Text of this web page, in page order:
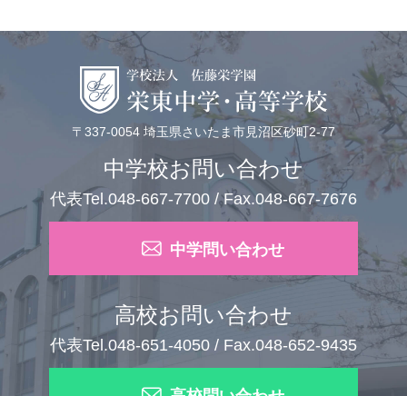
〒337-0054 埼玉県さいたま市見沼区砂町2-77
中学校お問い合わせ
代表Tel.048-667-7700 / Fax.048-667-7676
中学問い合わせ
高校お問い合わせ
代表Tel.048-651-4050 / Fax.048-652-9435